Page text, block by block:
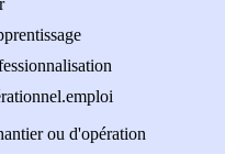
ou d'opération